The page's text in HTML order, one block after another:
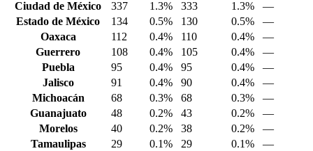
Ciudad de México
337 1.3% 333 1.3%
—
Estado de México
134 0.5% 130 0.5%
—
Oaxaca
112 0.4% 110 0.4%
—
Guerrero
108 0.4% 105 0.4%
—
Puebla
95 0.4% 95 0.4%
—
Jalisco
91 0.4% 90 0.4%
—
Michoacán
68 0.3% 68 0.3%
—
Guanajuato
48 0.2% 43 0.2%
—
Morelos
40 0.2% 38 0.2%
—
Tamaulipas
29 0.1% 29 0.1%
—